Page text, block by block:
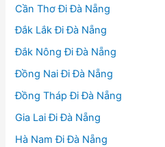
Cần Thơ Đi Đà Nẵng
Đắk Lắk Đi Đà Nẵng
Đắk Nông Đi Đà Nẵng
Đồng Nai Đi Đà Nẵng
Đồng Tháp Đi Đà Nẵng
Gia Lai Đi Đà Nẵng
Hà Nam Đi Đà Nẵng